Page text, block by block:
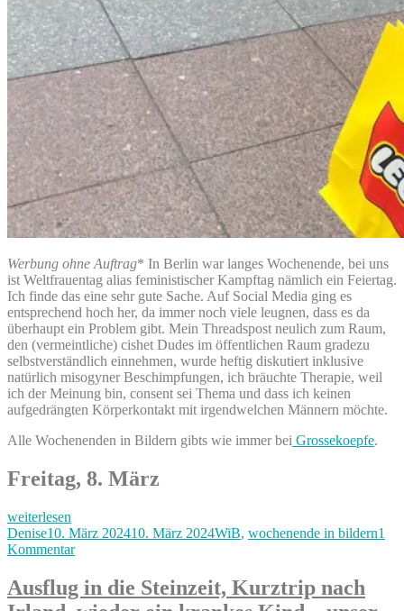
Werbung ohne Auftrag* In Berlin war langes Wochenende, bei uns
ist Weltfrauentag alias feministischer Kampftag nämlich ein Feiertag.
Ich finde das eine sehr gute Sache. Auf Social Media ging es
entsprechend hoch her, da immer noch viele leugnen, dass es da
überhaupt ein Problem gibt. Mein Threadspost neulich zum Raum,
den (vermeintliche) cishet Dudes im öffentlichen Raum gradezu
selbstverständlich einnehmen, wurde heftig diskutiert inklusive
natürlich misogyner Beschimpfungen, ich bräuchte Therapie, weil
ich der Meinung bin, consent sei Thema und dass ich keinen
aufgedrängten Körperkontakt mit irgendwelchen Männern möchte.
Alle Wochenenden in Bildern gibts wie immer bei Grossekoepfe.
Freitag, 8. März
„1
Kind
weniger,
Essen
und
weiterlesen
Autor
DeniseVeröffentlicht
am
10. März 202410. März 2024Kategorien
WiB, wochenende in bildern1
Kommentarzu
Kind
weniger,
Ausflug in die Steinzeit, Kurztrip nach